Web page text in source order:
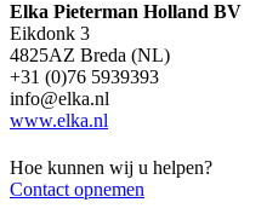
Elka Pieterman Holland BV
Eikdonk 3
4825AZ Breda (NL)
+31 (0)76 5939393
info@elka.nl
www.elka.nl
Hoe kunnen wij u helpen?
Contact opnemen